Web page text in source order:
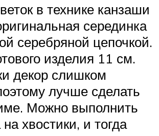
в технике канзаши
серединка
серебряной цепочкой.
изделия 11 см.
декор слишком
лучше сделать
Можно выполнить
хвостики, и тогда